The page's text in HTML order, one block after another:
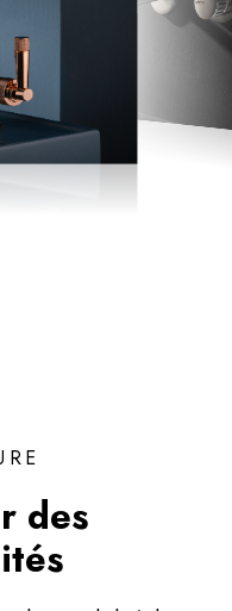
des